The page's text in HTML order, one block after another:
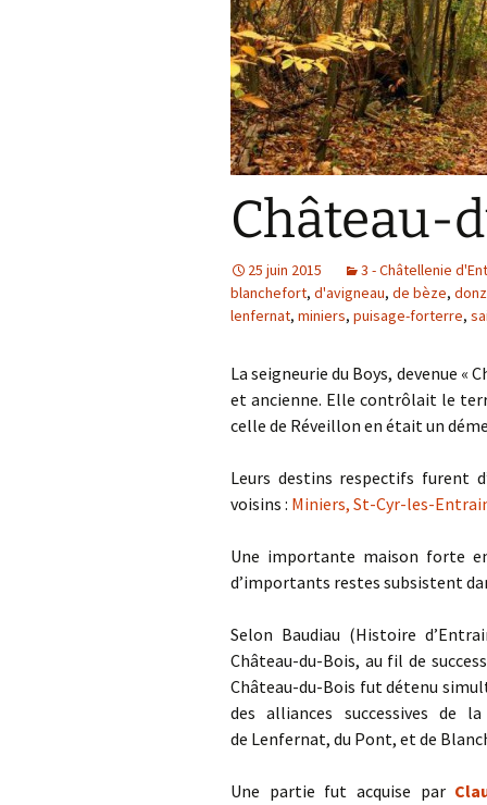
Château-
25 juin 2015 3 - Châtellenie
blanchefort, d'avigneau, de bèze,
lenfernat, miniers, puisage-forterre,
La seigneurie du Boys, devenue
et ancienne. Elle contrôlait le
celle de Réveillon en était un
Leurs destins respectifs furent
voisins : Miniers, St-Cyr-les-
Une importante maison forte
d’importants restes subsistent
Selon Baudiau (Histoire
Château-du-Bois, au fil de
Château-du-Bois fut détenu
des alliances successives de
de Lenfernat, du Pont, et de
Une partie fut acquise par